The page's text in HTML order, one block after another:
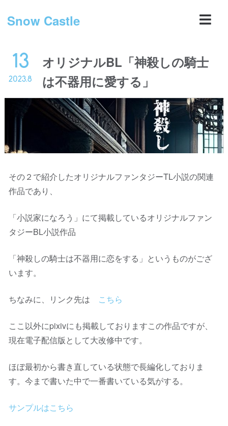
Snow Castle
13
2023.8
オリジナルBL「神殺しの騎士
は不器用に愛する」
その２で紹介したオリジナルファンタジーTL小説の関連
作品であり、
「小説家になろう」にて掲載しているオリジナルファン
タジーBL小説作品
「神殺しの騎士は不器用に恋をする」というものがござ
います。
ちなみに、リンク先は こちら
ここ以外にpixivにも掲載しておりますこの作品ですが、
現在電子配信版として大改修中です。
ほぼ最初から書き直している状態で長編化しておりま
す。今まで書いた中で一番書いている気がする。
サンプルはこちら